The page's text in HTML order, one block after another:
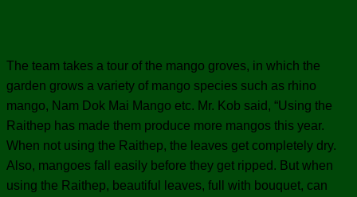
The team takes a tour of the mango groves, in which the
garden grows a variety of mango species such as rhino
mango, Nam Dok Mai Mango etc. Mr. Kob said, “Using the
Raithep has made them produce more mangos this year.
When not using the Raithep, the leaves get completely dry.
Also, mangoes fall easily before they get ripped. But when
using the Raithep, beautiful leaves, full with bouquet, can